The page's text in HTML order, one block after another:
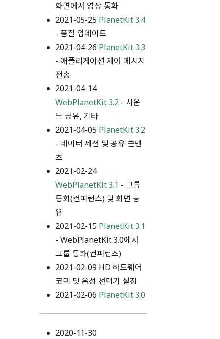
화면에서 영상 통화
2021-05-25 PlanetKit 3.4
- 품질 업데이트
2021-04-26 PlanetKit 3.3
- 애플리케이션 제어 메시지
전송
2021-04-14
WebPlanetKit 3.2 - 사운
드 공유, 기타
2021-04-05 PlanetKit 3.2
- 데이터 세션 및 공유 콘텐
츠
2021-02-24
WebPlanetKit 3.1 - 그룹
통화(컨퍼런스) 및 화면 공
유
2021-02-15 PlanetKit 3.1
- WebPlanetKit 3.0에서
그룹 통화(컨퍼런스)
2021-02-09 HD 하드웨어
코덱 및 음성 선택기 설정
2021-02-06 PlanetKit 3.0
2020-11-30